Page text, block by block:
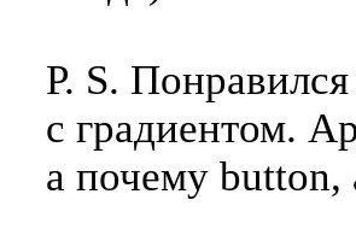
P. S.
с градиентом.
а почему button,